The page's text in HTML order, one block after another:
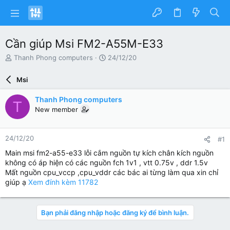
Cần giúp Msi FM2-A55M-E33
N
ư
ờ
i
k
h
ở
i
t
ạ
o
Thanh Phong computers
N
ử
24/12/20
Msi
T Thanh Phong computers
New member
24/12/20 #1
Main msi fm2-a55-e33 lỗi cắm nguồn tự kích chân kích nguồn
không có áp hiện có các nguồn fch 1v1 , vtt 0.75v , ddr 1.5v
Mất nguồn cpu_vccp ,cpu_vddr các bác ai từng làm qua xin chỉ
giúp ạ Xem đính kèm 11782
Bạn phải đăng nhập hoặc đăng ký để bình luận.